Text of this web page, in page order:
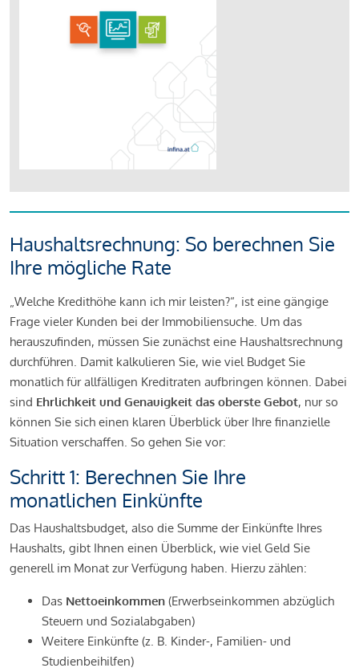
Haushaltsrechnung: So berechnen Sie
Ihre mögliche Rate
„Welche Kredithöhe kann ich mir leisten?“, ist eine gängige
Frage vieler Kunden bei der Immobiliensuche. Um das
herauszufinden, müssen Sie zunächst eine Haushaltsrechnung
durchführen. Damit kalkulieren Sie, wie viel Budget Sie
monatlich für allfälligen Kreditraten aufbringen können. Dabei
sind Ehrlichkeit und Genauigkeit das oberste Gebot, nur so
können Sie sich einen klaren Überblick über Ihre finanzielle
Situation verschaffen. So gehen Sie vor:
Schritt 1: Berechnen Sie Ihre
monatlichen Einkünfte
Das Haushaltsbudget, also die Summe der Einkünfte Ihres
Haushalts, gibt Ihnen einen Überblick, wie viel Geld Sie
generell im Monat zur Verfügung haben. Hierzu zählen:
Das Nettoeinkommen (Erwerbseinkommen abzüglich
Steuern und Sozialabgaben)
Weitere Einkünfte (z. B. Kinder-, Familien- und
Studienbeihilfen)